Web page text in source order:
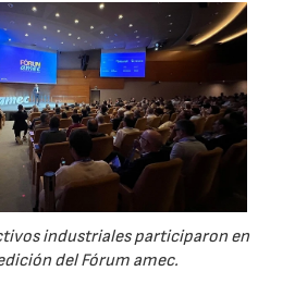
industriales participaron en
del Fórum amec.